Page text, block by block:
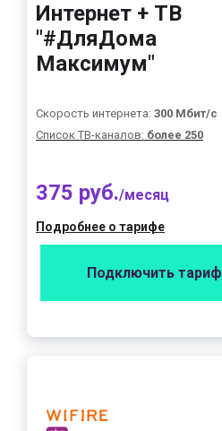
Интернет + ТВ
"#ДляДома
Максимум"
Скорость интернета: 300 Мбит/с
Список ТВ-каналов: более 250
375 руб./месяц
Подробнее о тарифе
Подключить тариф